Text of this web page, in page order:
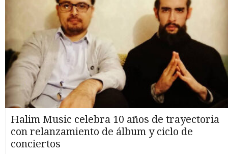
Halim Music celebra 10 años de trayectoria
con relanzamiento de álbum y ciclo de
conciertos